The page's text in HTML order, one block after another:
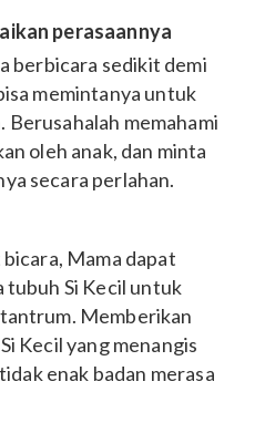
perasaannya
berbicara sedikit demi
memintanya untuk
Berusahalah memahami
oleh anak, dan minta
secara perlahan.
Mama dapat
tubuh Si Kecil untuk
Memberikan
Kecil yang menangis
enak badan merasa